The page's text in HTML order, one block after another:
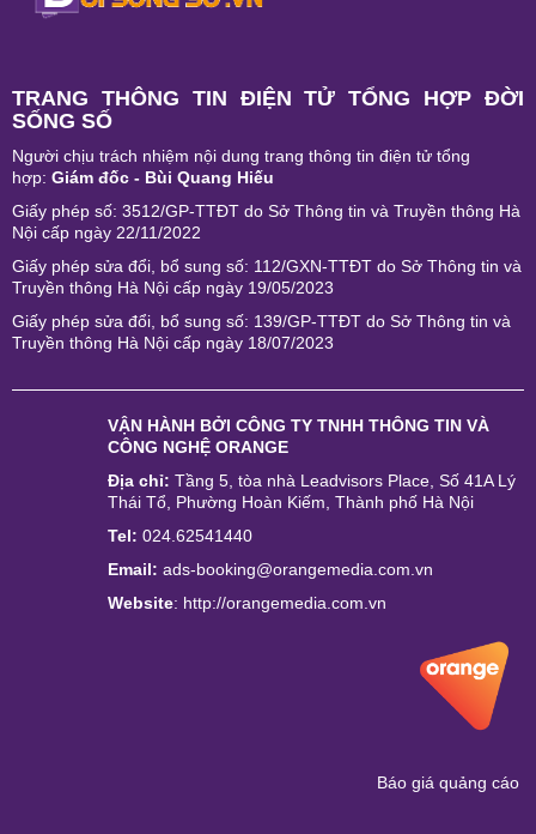
TRANG THÔNG TIN ĐIỆN TỬ TỔNG HỢP ĐỜI
SỐNG SỐ
Người chịu trách nhiệm nội dung trang thông tin điện tử tổng
hợp: Giám đốc - Bùi Quang Hiếu
Giấy phép số: 3512/GP-TTĐT do Sở Thông tin và Truyền thông Hà
Nội cấp ngày 22/11/2022
Giấy phép sửa đổi, bổ sung số: 112/GXN-TTĐT do Sở Thông tin và
Truyền thông Hà Nội cấp ngày 19/05/2023
Giấy phép sửa đổi, bổ sung số: 139/GP-TTĐT do Sở Thông tin và
Truyền thông Hà Nội cấp ngày 18/07/2023
VẬN HÀNH BỞI CÔNG TY TNHH THÔNG TIN VÀ
CÔNG NGHỆ ORANGE
Địa chỉ: Tầng 5, tòa nhà Leadvisors Place, Số 41A Lý
Thái Tổ, Phường Hoàn Kiếm, Thành phố Hà Nội
Tel: 024.62541440
Email: ads-booking@orangemedia.com.vn
Website: http://orangemedia.com.vn
Báo giá quảng cáo